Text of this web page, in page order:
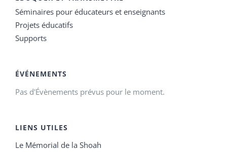
Séminaires pour éducateurs et enseignants
Projets éducatifs
Supports
ÉVÉNEMENTS
Pas d'Évènements prévus pour le moment.
LIENS UTILES
Le Mémorial de la Shoah